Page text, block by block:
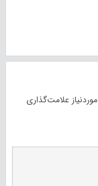
علامت‌گذاری